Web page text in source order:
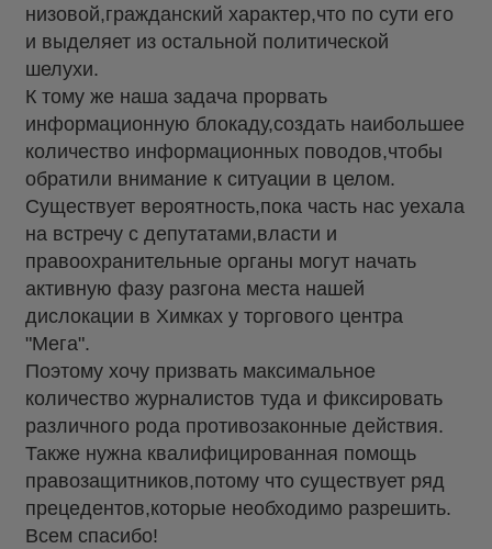
низовой,гражданский характер,что по сути его
и выделяет из остальной политической
шелухи.
К тому же наша задача прорвать
информационную блокаду,создать наибольшее
количество информационных поводов,чтобы
обратили внимание к ситуации в целом.
Существует вероятность,пока часть нас уехала
на встречу с депутатами,власти и
правоохранительные органы могут начать
активную фазу разгона места нашей
дислокации в Химках у торгового центра
"Мега".
Поэтому хочу призвать максимальное
количество журналистов туда и фиксировать
различного рода противозаконные действия.
Также нужна квалифицированная помощь
правозащитников,потому что существует ряд
прецедентов,которые необходимо разрешить.
Всем спасибо!